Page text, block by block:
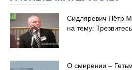
Сидляревич Пётр
на тему:
О смирении –